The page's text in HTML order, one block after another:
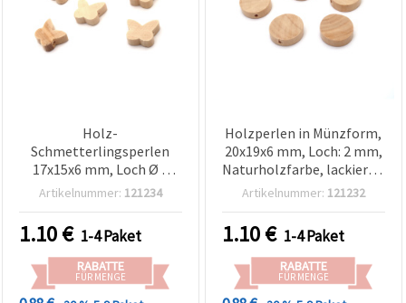
Holz-
Schmetterlingsperlen
17x15x6 mm, Loch Ø 2
mm, Naturholz lackiert –
Artikelnummer: 121234
1.10€ 1-4 Paket
RABATTE
FÜR MENGE
Holzperlen in Münzform,
20x19x6 mm, Loch: 2 mm,
Naturholzfarbe, lackiert –
20 Stück
Artikelnummer: 121232
1.10€ 1-4 Paket
RABATTE
FÜR MENGE